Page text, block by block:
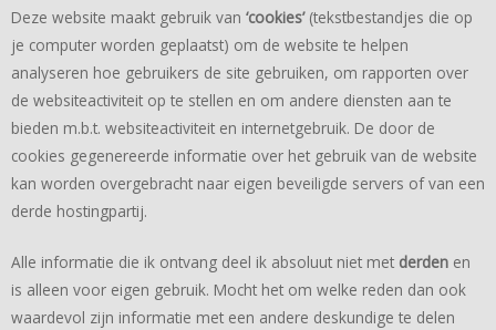
Deze website maakt gebruik van ‘cookies’ (tekstbestandjes die op
je computer worden geplaatst) om de website te helpen
analyseren hoe gebruikers de site gebruiken, om rapporten over
de websiteactiviteit op te stellen en om andere diensten aan te
bieden m.b.t. websiteactiviteit en internetgebruik. De door de
cookies gegenereerde informatie over het gebruik van de website
kan worden overgebracht naar eigen beveiligde servers of van een
derde hostingpartij.
Alle informatie die ik ontvang deel ik absoluut niet met derden en
is alleen voor eigen gebruik. Mocht het om welke reden dan ook
waardevol zijn informatie met een andere deskundige te delen